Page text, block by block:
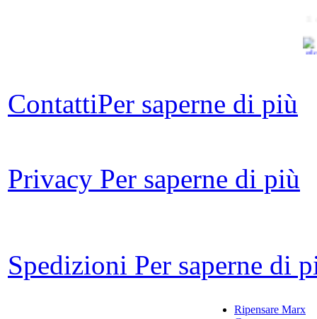
ContattiPer saperne di più
Privacy Per saperne di più
Spedizioni Per saperne di
Ripensare Marx